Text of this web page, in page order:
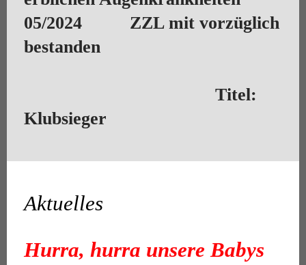
05/2024 ZZL mit vorzüglich
bestanden
Titel:
Klubsieger
Aktuelles
Hurra, hurra unsere Babys